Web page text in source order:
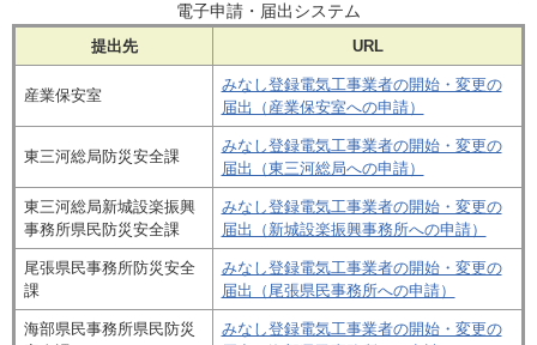
電子申請・届出システム
提出先 URL
産業保安室
みなし登録電気工事業者の開始・変更の
届出（産業保安室への申請）
東三河総局防災安全課
みなし登録電気工事業者の開始・変更の
届出（東三河総局への申請）
東三河総局新城設楽振興
事務所県民防災安全課
みなし登録電気工事業者の開始・変更の
届出（新城設楽振興事務所への申請）
尾張県民事務所防災安全
課
みなし登録電気工事業者の開始・変更の
届出（尾張県民事務所への申請）
海部県民事務所県民防災
みなし登録電気工事業者の開始・変更の